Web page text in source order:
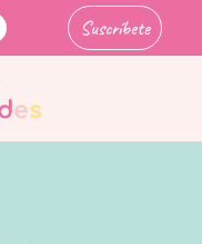
Suscríbete